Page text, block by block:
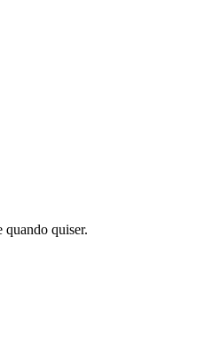
quando quiser.